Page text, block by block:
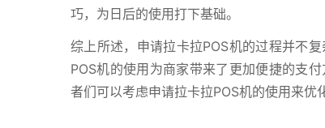
巧，为日后的使用打下基础。
综上所述，申请拉卡拉POS机的过程并不
POS机的使用为商家带来了更加便捷的支
者们可以考虑申请拉卡拉POS机的使用来优